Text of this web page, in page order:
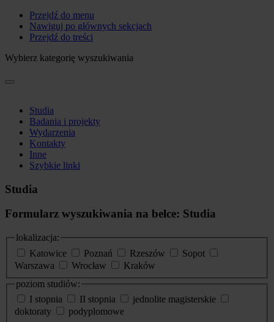
Przejdź do menu
Nawiguj po głównych sekcjach
Przejdź do treści
Wybierz kategorię wyszukiwania
Studia
Badania i projekty
Wydarzenia
Kontakty
Inne
Szybkie linki
Studia
Formularz wyszukiwania na belce: Studia
lokalizacja:
Katowice
Poznań Rzeszów
Sopot
Warszawa
Wrocław
Kraków
poziom studiów:
I stopnia
II stopnia
jednolite magisterskie
doktoraty
podyplomowe